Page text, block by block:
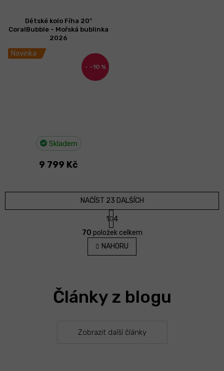
Novinka
–10 %
Dětské kolo Fíha 20"
CoralBubble - Mořská bublinka
2026
Skladem
9 799 Kč
O
v
l
á
í
p
k
NAČÍST 23 DALŠÍCH
S
t
r
á
n
k
í
1
4
70 položek celkem
NAHORU
Články z blogu
Zobrazit další články